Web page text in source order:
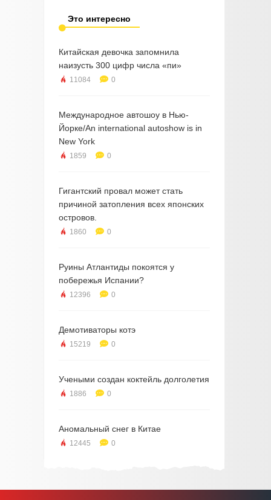
Это интересно
Китайская девочка запомнила
наизусть 300 цифр числа «пи»
11084 0
Международное автошоу в Нью-
Йорке/An international autoshow is in
New York
1859 0
Гигантский провал может стать
причиной затопления всех японских
островов.
1860 0
Руины Атлантиды покоятся у
побережья Испании?
12396 0
Демотиваторы котэ
15219 0
Учеными создан коктейль долголетия
1886 0
Аномальный снег в Китае
12445 0